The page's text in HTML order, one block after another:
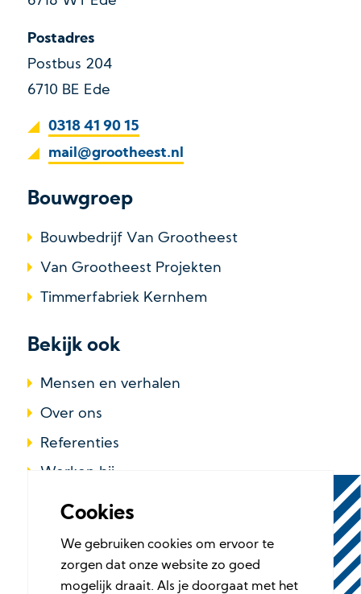
Postadres
Postbus 204
6710 BE Ede
0318 41 90 15
mail@grootheest.nl
Bouwgroep
Bouwbedrijf Van Grootheest
Van Grootheest Projekten
Timmerfabriek Kernhem
Bekijk ook
Mensen en verhalen
Over ons
Referenties
Werken bij
Cookies
We gebruiken cookies om ervoor te
zorgen dat onze website zo goed
mogelijk draait. Als je doorgaat met het